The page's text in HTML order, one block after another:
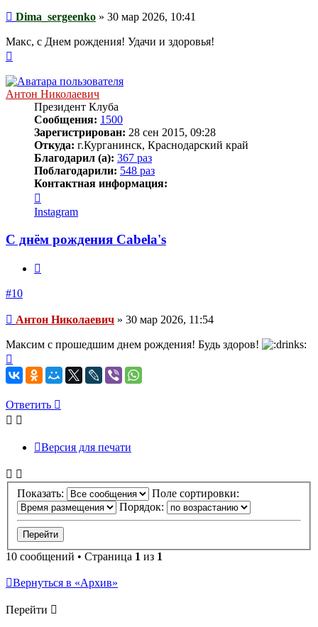
Сообщение
Dima_sergeenko » 30 мар 2026, 10:41
Макс, с Днем рождения! Удачи и здоровья!
началу
Антон Николаевич
Президент Клуба
Сообщения: 1500
Зарегистрирован: 28 сен 2015, 09:28
Откуда: г.Курганинск, Краснодарский край
Благодарил (а): 367 раз
Поблагодарили: 548 раз
Контактная информация:
информация
пользователя
Николаевич
Instagram
С днём рождения Cabela's
#10
Сообщение
Антон Николаевич » 30 мар 2026, 11:54
Максим с прошедшим днем рождения! Будь здоров!
к
началу
Ответить
Ответить
Версия для печати
Показать:
Поле сортировки:
Порядок:
10 сообщений • Страница 1 из 1
Вернуться в «Архив»
Перейти